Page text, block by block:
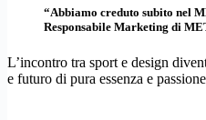
“Abbiamo creduto subito nel
Responsabile Marketing di
L’incontro tra sport e design
e futuro di pura essenza e